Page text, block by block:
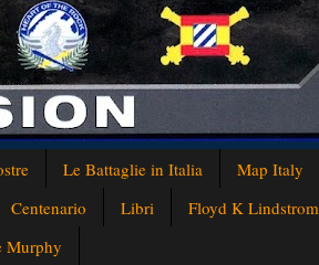
Le Battaglie in Italia
Map Italy
Centenario Libri
Floyd K Lindstrom
Murphy